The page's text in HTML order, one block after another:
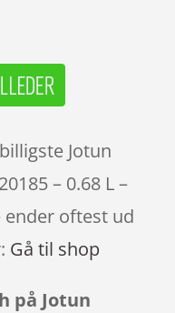
Jotun
– 0.68 L –
ender oftest ud
Gå til shop
på Jotun